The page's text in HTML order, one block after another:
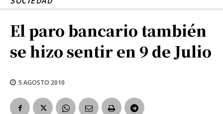
El paro bancario también
se hizo sentir en 9 de Julio
5 AGOSTO 2010